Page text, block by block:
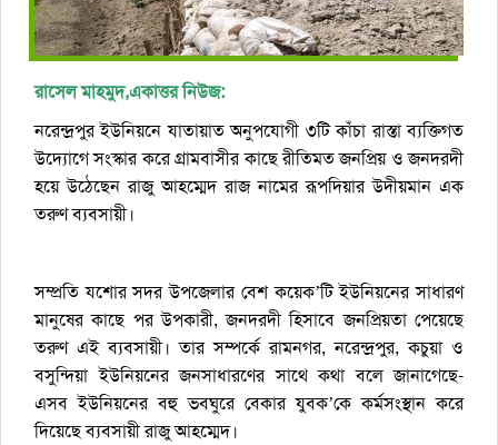
রাসেলমাহমুদ,একাত্তর নিউজ:
নরেন্দ্রপুর ইউনিয়নে যাতায়াত অনুপযোগী ৩টি কাঁচা রাস্তা ব্যক্তিগত
উদ্যোগে সংস্কার করে গ্রামবাসীর কাছে রীতিমত জনপ্রিয় ও জনদরদী
হয়ে উঠেছেন রাজু আহম্মেদ রাজ নামের রূপদিয়ার উদীয়মান এক
তরুণ ব্যবসায়ী।
সম্প্রতি যশোর সদর উপজেলার বেশ কয়েক’টি ইউনিয়নের সাধারণ
মানুষের কাছে পর উপকারী, জনদরদী হিসাবে জনপ্রিয়তা পেয়েছে
তরুণ এই ব্যবসায়ী। তার সম্পর্কে রামনগর, নরেন্দ্রপুর, কচুয়া ও
বসুন্দিয়া ইউনিয়নের জনসাধারণের সাথে কথা বলে জানাগেছে-
এসব ইউনিয়নের বহু ভবঘুরে বেকার যুবক’কে কর্মসংস্থান করে
দিয়েছে ব্যবসায়ী রাজু আহম্মেদ।